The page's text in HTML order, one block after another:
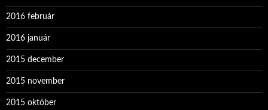
2016 február
2016 január
2015 december
2015 november
2015 október